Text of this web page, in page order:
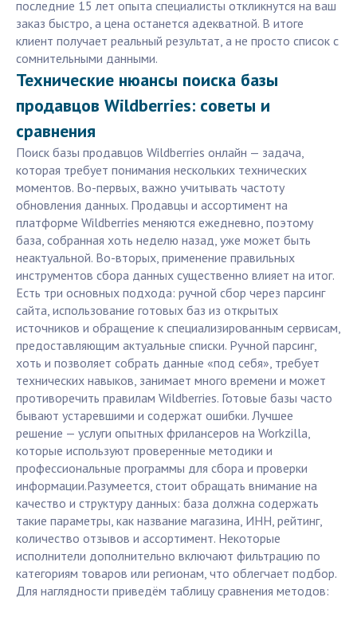
последние 15 лет опыта специалисты откликнутся на ваш
заказ быстро, а цена останется адекватной. В итоге
клиент получает реальный результат, а не просто список с
сомнительными данными.
Технические нюансы поиска базы
продавцов Wildberries: советы и
сравнения
Поиск базы продавцов Wildberries онлайн — задача,
которая требует понимания нескольких технических
моментов. Во-первых, важно учитывать частоту
обновления данных. Продавцы и ассортимент на
платформе Wildberries меняются ежедневно, поэтому
база, собранная хоть неделю назад, уже может быть
неактуальной. Во-вторых, применение правильных
инструментов сбора данных существенно влияет на итог.
Есть три основных подхода: ручной сбор через парсинг
сайта, использование готовых баз из открытых
источников и обращение к специализированным сервисам,
предоставляющим актуальные списки. Ручной парсинг,
хоть и позволяет собрать данные «под себя», требует
технических навыков, занимает много времени и может
противоречить правилам Wildberries. Готовые базы часто
бывают устаревшими и содержат ошибки. Лучшее
решение — услуги опытных фрилансеров на Workzilla,
которые используют проверенные методики и
профессиональные программы для сбора и проверки
информации.Разумеется, стоит обращать внимание на
качество и структуру данных: база должна содержать
такие параметры, как название магазина, ИНН, рейтинг,
количество отзывов и ассортимент. Некоторые
исполнители дополнительно включают фильтрацию по
категориям товаров или регионам, что облегчает подбор.
Для наглядности приведём таблицу сравнения методов: